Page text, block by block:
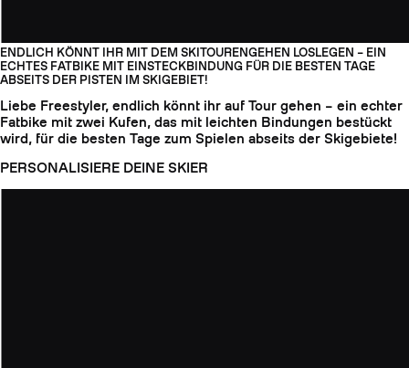
ENDLICH KÖNNT IHR MIT DEM SKITOURENGEHEN LOSLEGEN – EIN
ECHTES FATBIKE MIT EINSTECKBINDUNG FÜR DIE BESTEN TAGE
ABSEITS DER PISTEN IM SKIGEBIET!
Liebe Freestyler, endlich könnt ihr auf Tour gehen – ein echter
Fatbike mit zwei Kufen, das mit leichten Bindungen bestückt
wird, für die besten Tage zum Spielen abseits der Skigebiete!
PERSONALISIERE DEINE SKIER